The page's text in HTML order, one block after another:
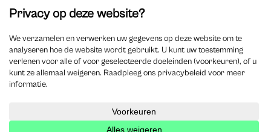
Auteurs
Overzicht auteurs
Auteur worden?
2025 Jubel – Webdesign byWisemen